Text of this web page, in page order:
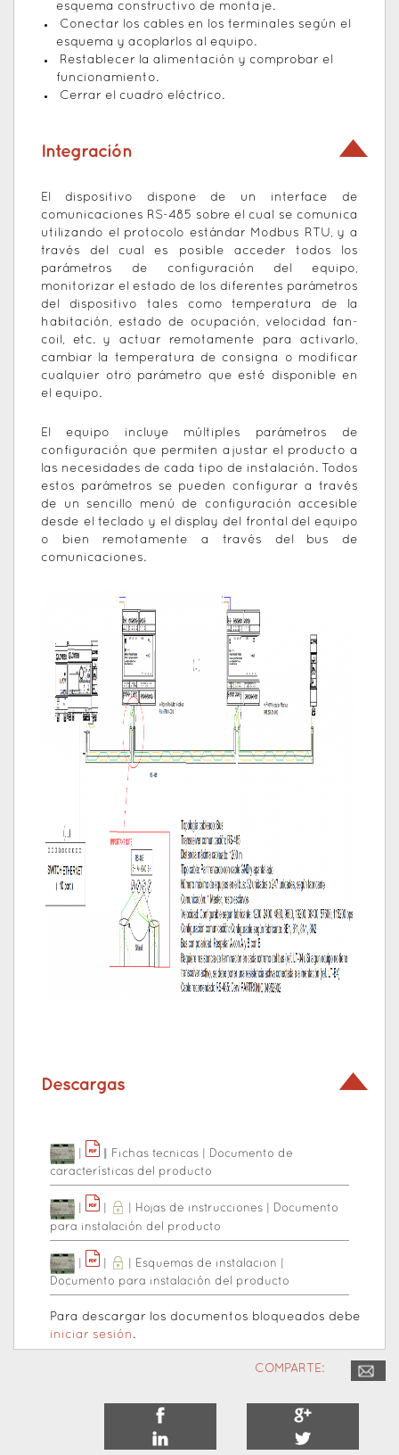
esquema constructivo de montaje.
Conectar los cables en los terminales según el
esquema y acoplarlos al equipo.
Restablecer la alimentación y comprobar el
funcionamiento.
Cerrar el cuadro eléctrico.
Integración
El dispositivo dispone de un interface de
comunicaciones RS-485 sobre el cual se comunica
utilizando el protocolo estándar Modbus RTU, y a
través del cual es posible acceder todos los
parámetros de configuración del equipo,
monitorizar el estado de los diferentes parámetros
del dispositivo tales como temperatura de la
habitación, estado de ocupación, velocidad fan-
coil, etc. y actuar remotamente para activarlo,
cambiar la temperatura de consigna o modificar
cualquier otro parámetro que esté disponible en
el equipo.
El equipo incluye múltiples parámetros de
configuración que permiten ajustar el producto a
las necesidades de cada tipo de instalación. Todos
estos parámetros se pueden configurar a través
de un sencillo menú de configuración accesible
desde el teclado y el display del frontal del equipo
o bien remotamente a través del bus de
comunicaciones.
Descargas
Fichas tecnicas
Documento de
características del producto
Hojas de instrucciones
Documento
para instalación del producto
Esquemas de instalacion
Documento para instalación del producto
Para descargar los documentos bloqueados debe
iniciar sesión .
COMPARTE: